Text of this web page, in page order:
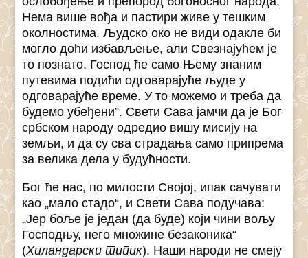
Нема више вођа и пастири живе у тешким
околностима. Људско око не види одакле би
могло доћи избављење, али Свезнајућем је
то познато. Господ ће само Њему знаним
путевима подићи одговарајуће људе у
одговарајуће време. У то можемо и треба да
будемо убеђени”. Свети Сава јамчи да је Бог
србском народу одредио вишу мисију на
земљи, и да су сва страдања само припрема
за велика дела у будућности.
Бог ће нас, по милости Својој, ипак сачувати
као „мало стадо“, и Свети Сава подучава:
„Јер боље је један (да буде) који чини вољу
Господњу, него множине безаконика“
(Хиландарски типик). Наши народи не смеју